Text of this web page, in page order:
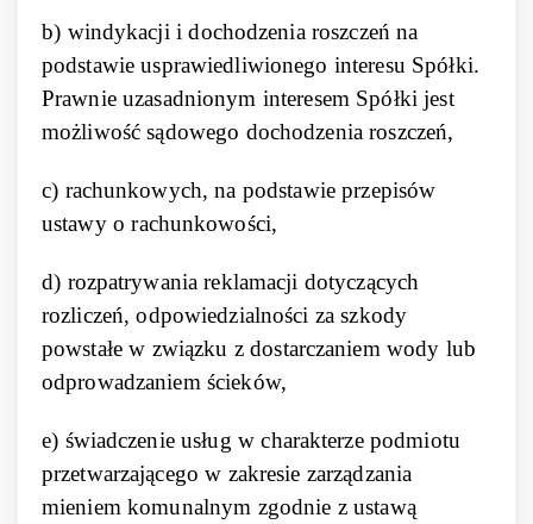
b) windykacji i dochodzenia roszczeń na
podstawie usprawiedliwionego interesu Spółki.
Prawnie uzasadnionym interesem Spółki jest
możliwość sądowego dochodzenia roszczeń,
c) rachunkowych, na podstawie przepisów
ustawy o rachunkowości,
d) rozpatrywania reklamacji dotyczących
rozliczeń, odpowiedzialności za szkody
powstałe w związku z dostarczaniem wody lub
odprowadzaniem ścieków,
e) świadczenie usług w charakterze podmiotu
przetwarzającego w zakresie zarządzania
mieniem komunalnym zgodnie z ustawą